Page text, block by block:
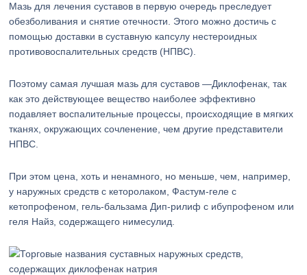
Мазь для лечения суставов в первую очередь преследует
обезболивания и снятие отечности. Этого можно достичь с
помощью доставки в суставную капсулу нестероидных
противовоспалительных средств (НПВС).
Поэтому самая лучшая мазь для суставов —Диклофенак, так
как это действующее вещество наиболее эффективно
подавляет воспалительные процессы, происходящие в мягких
тканях, окружающих сочленение, чем другие представители
НПВС.
При этом цена, хоть и ненамного, но меньше, чем, например,
у наружных средств с кеторолаком, Фастум-геле с
кетопрофеном, гель-бальзама Дип-рилиф с ибупрофеном или
геля Найз, содержащего нимесулид.